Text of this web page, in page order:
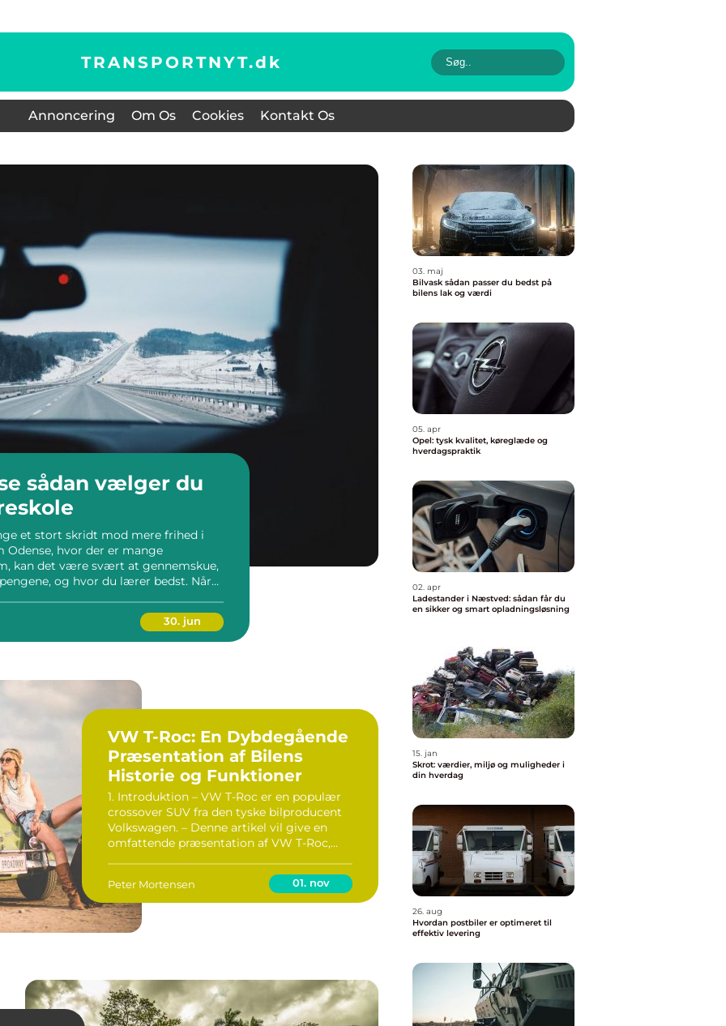
TRANSPORTNYT.dk
Annoncering Om Os Cookies Kontakt Os
du
et stort skridt mod mere frihed i
Odense, hvor der er mange
kan det være svært at gennemskue,
og hvor du lærer bedst. Når
30. jun
VW T-Roc: En Dybdegående
Præsentation af Bilens
Historie og Funktioner
1. Introduktion – VW T-Roc er en populær
crossover SUV fra den tyske bilproducent
Volkswagen. – Denne artikel vil give en
omfattende præsentation af VW T-Roc,
udvikling. – Vi vil også se på ...
Peter Mortensen 01. nov
03. maj
Bilvask sådan passer du bedst på
bilens lak og værdi
05. apr
Opel: tysk kvalitet, køreglæde og
hverdagspraktik
02. apr
Ladestander i Næstved: sådan får du
en sikker og smart opladningsløsning
15. jan
Skrot: værdier, miljø og muligheder i
din hverdag
26. aug
Hvordan postbiler er optimeret til
effektiv levering